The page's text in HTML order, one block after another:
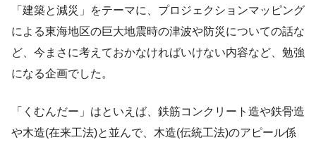
「建築と減災」をテーマに、プロジェクションマッピング
による東海地区の巨大地震時の津波や防災についての話な
ど、今まさに考えておかなければいけない内容など、勉強
になる企画でした。
「くむんだー」はといえば、鉄筋コンクリート造や鉄骨造
や木造(在来工法)と並んで、木造(伝統工法)のアピール係